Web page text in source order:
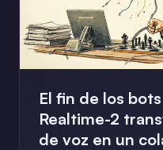
El fin de los
Realtime-2
de voz en un